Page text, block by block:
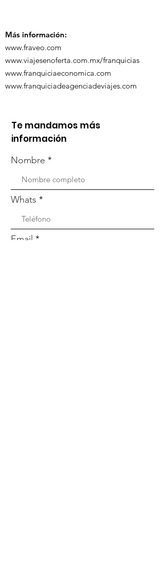
Más información:
www.fraveo.com
www.viajesenoferta.com.mx/franquicias
www.franquiciaeconomica.com
www.franquiciadeagenciadeviajes.com
Te mandamos más
información
Nombre
Whats
Email